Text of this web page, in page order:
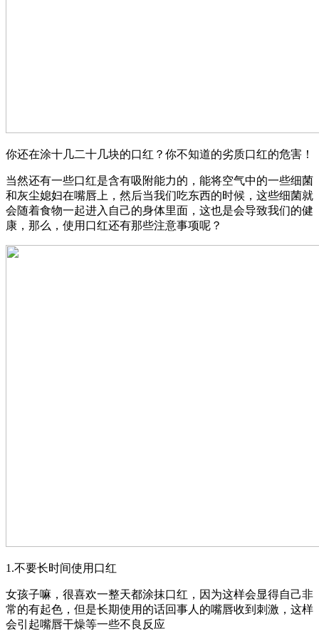
你还在涂十几二十几块的口红？你不知道的劣质口红的危害！
当然还有一些口红是含有吸附能力的，能将空气中的一些细菌
和灰尘媳妇在嘴唇上，然后当我们吃东西的时候，这些细菌就
会随着食物一起进入自己的身体里面，这也是会导致我们的健
康，那么，使用口红还有那些注意事项呢？
1.不要长时间使用口红
女孩子嘛，很喜欢一整天都涂抹口红，因为这样会显得自己非
常的有起色，但是长期使用的话回事人的嘴唇收到刺激，这样
会引起嘴唇干燥等一些不良反应